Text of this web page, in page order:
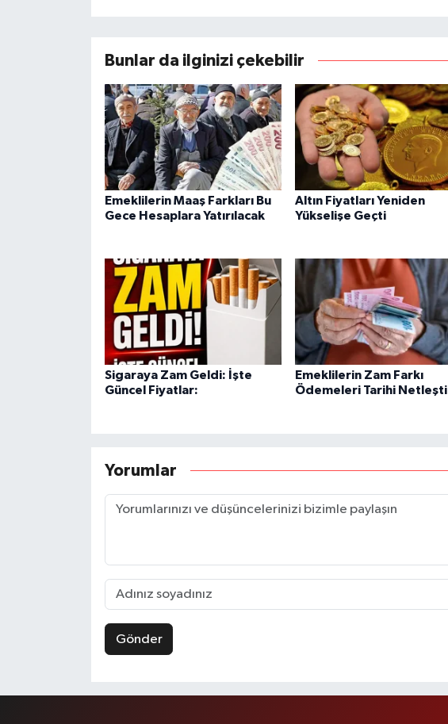
Bunlar da ilginizi çekebilir
Emeklilerin Maaş Farkları Bu
Gece Hesaplara Yatırılacak
Altın Fiyatları Yeniden
Yükselişe Geçti
Sigaraya Zam Geldi: İşte
Güncel Fiyatlar:
Emeklilerin Zam Farkı
Ödemeleri Tarihi Netleşti
Yorumlar
Gönder